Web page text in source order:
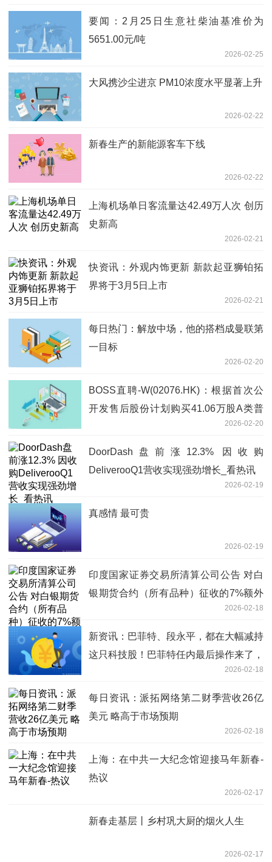
要闻：2月25日生意社柴油基准价为
5651.00元/吨
2026-02-25
大风携沙尘进京 PM10浓度水平显著上升
2026-02-22
新春生产的新能源客车下线
2026-02-22
上海机场单日客流量达42.49万人次 创历
史新高
2026-02-21
快资讯：外观内饰更新 新款起亚狮铂拓
界将于3月5日上市
2026-02-21
每日热门：解放中场，他的搭档成曼联第
一目标
2026-02-20
BOSS直聘-W(02076.HK)：根据首次公
开发售后股份计划购买41.06万股A类普
2026-02-20
DoorDash盘前涨12.3% 因收购
DeliverooQ1营收实现强劲增长_看热讯
2026-02-19
真感情 最可贵
2026-02-19
印度国家证券交易所清算公司公告 对白
银期货合约（所有品种）征收的7%额外
2026-02-18
新资讯：巴菲特、段永平，都在大幅减持
这只科技股！巴菲特任内最后操作来了，
2026-02-18
每日资讯：派拓网络第二财季营收26亿
美元 略高于市场预期
2026-02-18
上海：在中共一大纪念馆迎接马年新春-
热议
2026-02-17
新春走基层丨乡村巩大厨的烟火人生
2026-02-17